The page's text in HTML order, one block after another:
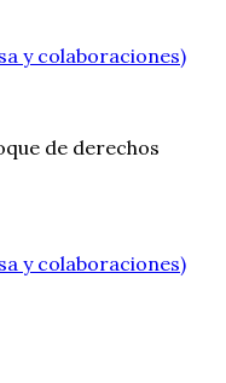
y colaboraciones)
de derechos
y colaboraciones)